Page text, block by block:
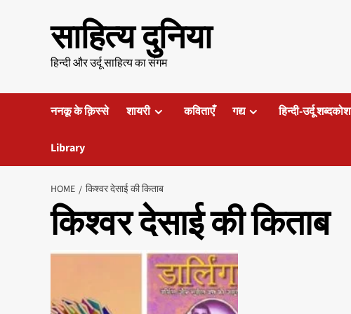
साहित्य दुनिया
हिन्दी और उर्दू साहित्य का संगम
ननकू के क़िस्से शायरी कविताएँ गद्य हिन्दी-उर्दू शब्दकोश
Library
HOME किश्वर देसाई की किताब
किश्वर देसाई की किताब